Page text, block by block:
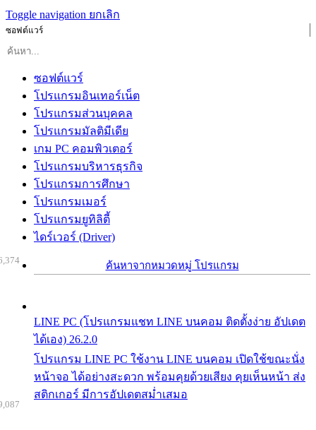
Toggle navigation ยกเลิก
ซอฟต์แวร์
ซอฟต์แวร์
โปรแกรมอินเทอร์เน็ต
โปรแกรมส่วนบุคคล
โปรแกรมมัลติมีเดีย
เกม PC คอมพิวเตอร์
โปรแกรมบริหารธุรกิจ
โปรแกรมการศึกษา
โปรแกรมเมอร์
โปรแกรมยูทิลิตี้
ไดร์เวอร์ (Driver)
ค้นหาจากหมวดหมู่ โปรแกรม
LINE PC (โปรแกรมแชท LINE บนคอม ติดตั้งง่าย อัปเดต
ได้เอง) 26.2.0
โปรแกรม LINE PC ใช้งาน LINE บนคอม เปิดใช้ขณะนั่ง
หน้าจอ ได้อย่างสะดวก พร้อมคุยด้วยเสียง คุยเห็นหน้า ส่ง
สติกเกอร์ มีการอัปเดตสม่ำเสมอ